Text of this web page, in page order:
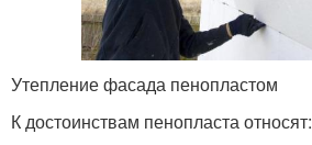
Утепление фасада пенопластом
К достоинствам пенопласта относят: